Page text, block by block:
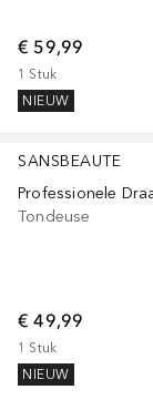
€ 59,99
1 Stuk
NIEUW
SANSBEAUTE
Tondeuse
€ 49,99
1 Stuk
NIEUW